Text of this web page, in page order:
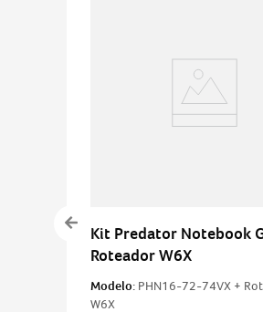
Kit Predator Notebook
Roteador W6X
Modelo: PHN16-72-74VX +
W6X